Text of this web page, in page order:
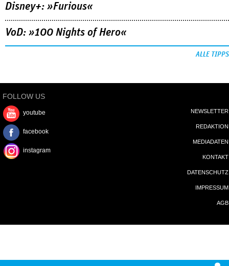
Disney+: »Furious«
VoD: »100 Nights of Hero«
ALLE TIPPS
FOLLOW US
youtube
facebook
instagram
NEWSLETTER
REDAKTION
MEDIADATEN
KONTAKT
DATENSCHUTZ
IMPRESSUM
AGB